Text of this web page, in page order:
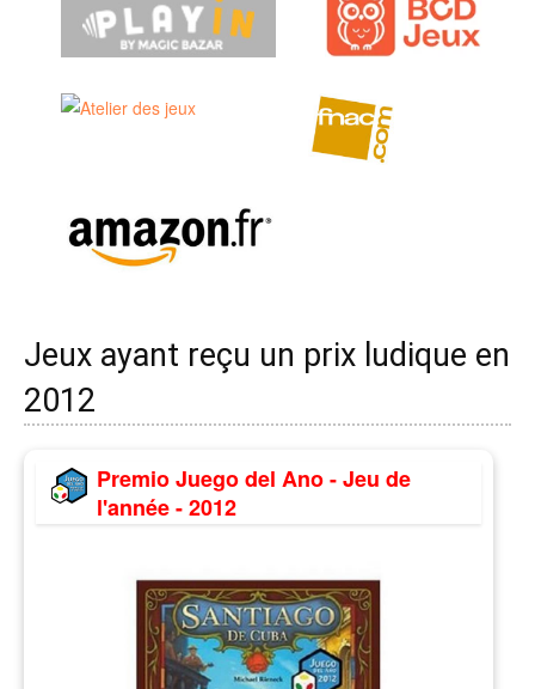
Jeux ayant reçu un prix ludique en
2012
Premio Juego del Ano - Jeu de
l'année - 2012